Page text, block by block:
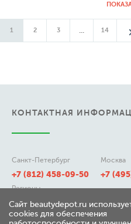
1 2 3 ... 14
КОНТАКТНАЯ
Санкт-Петербург
+7 (812) 458-09-50
Москва
+7
Регионы
8 (800) 511-21-50
Сайт beautydepot.ru
cookies для обеспечения